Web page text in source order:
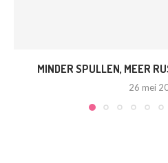
MINDER SPULLEN, MEER
26 mei